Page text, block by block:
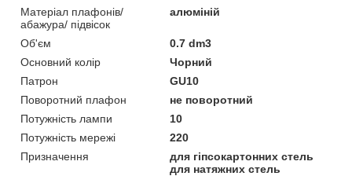
Матеріал плафонів/
абажура/ підвісок
алюміній
Об'єм
0.7 dm3
Основний колір
Чорний
Патрон
GU10
Поворотний плафон
не поворотний
Потужність лампи
10
Потужність мережі
220
Призначення
для гіпсокартонних стель
для натяжних стель